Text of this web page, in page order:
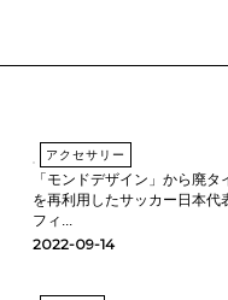
アクセサリー
「モンドデザイン」から廃タ
を再利用したサッカー日本代
フィ...
2022-09-14